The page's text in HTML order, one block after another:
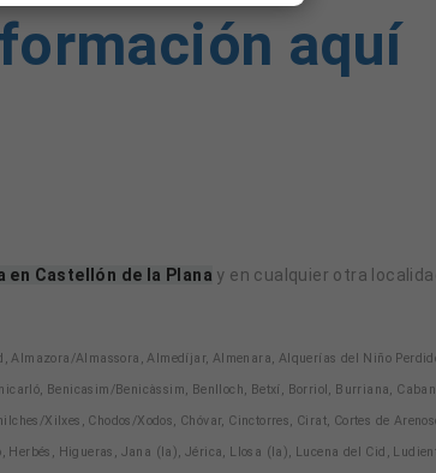
aquí
Castellón de la Plana y en cualquier otra
Almassora, Almedíjar, Almenara, Alquerías del Niño
Benicasim/Benicàssim, Benlloch, Betxí, Borriol, Burriana,
Xilxes, Chodos/Xodos, Chóvar, Cinctorres, Cirat, Cortes de
Herbés, Higueras, Jana (la), Jérica, Llosa (la), Lucena del Cid,